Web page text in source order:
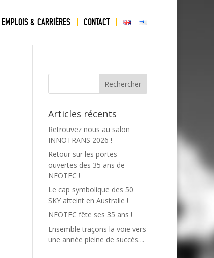
EMPLOIS & CARRIÈRES CONTACT
USA
Articles récents
Retrouvez nous au salon
INNOTRANS 2026 !
Retour sur les portes
ouvertes des 35 ans de
NEOTEC !
Le cap symbolique des 50
SKY atteint en Australie !
NEOTEC fête ses 35 ans !
Ensemble traçons la voie vers
une année pleine de succès…